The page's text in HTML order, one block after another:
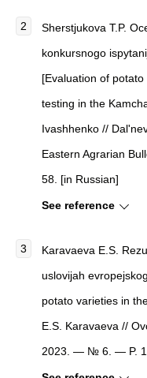
Sherstjukova T.P.
konkursnogo
[Evaluation of
testing in the
Ivashhenko //
Eastern Agrarian
58. [in Russian]
See reference
Karavaeva E.S.
uslovijah
potato varieties in
E.S. Karavaeva //
2023. — № 6. — P.